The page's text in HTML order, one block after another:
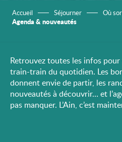
Accueil Séjourner Où
Agenda & nouveautés
Retrouvez toutes les infos
train-train du quotidien. Les
donnent envie de partir, les
nouveautés à découvrir… et
pas manquer. L’Ain, c’est